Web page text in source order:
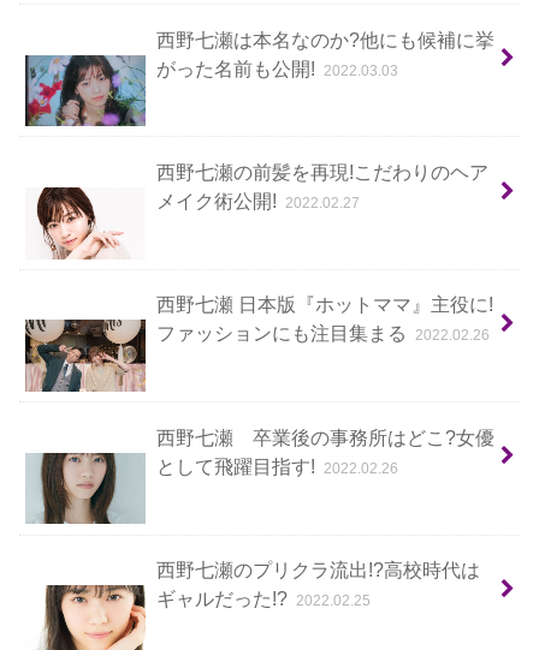
西野七瀬は本名なのか?他にも候補に挙
がった名前も公開!
2022.03.03
西野七瀬の前髪を再現!こだわりのヘア
メイク術公開!
2022.02.27
西野七瀬 日本版『ホットママ』主役に!
ファッションにも注目集まる
2022.02.26
西野七瀬 卒業後の事務所はどこ?女優
として飛躍目指す!
2022.02.26
西野七瀬のプリクラ流出!?高校時代は
ギャルだった!?
2022.02.25